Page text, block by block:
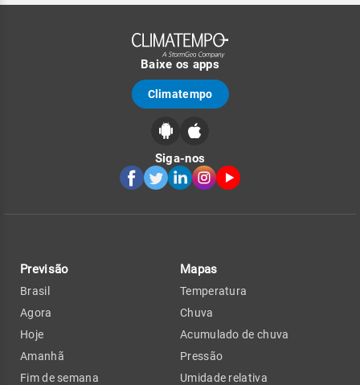
Baixe os apps
Climatempo
Siga-nos
Previsão
Brasil
Agora
Hoje
Amanhã
Fim de semana
Mapas
Temperatura
Chuva
Acumulado de chuva
Pressão
Umidade relativa